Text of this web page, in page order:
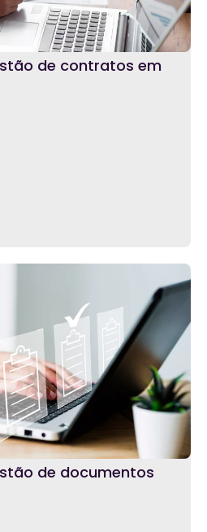
de contratos em
de documentos